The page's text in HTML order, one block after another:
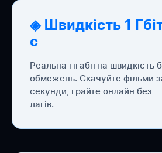
◈ Швидкість 1
с
Реальна гігабітна швидкість
обмежень. Скачуйте фільми
секунди, грайте онлайн без
лагів.